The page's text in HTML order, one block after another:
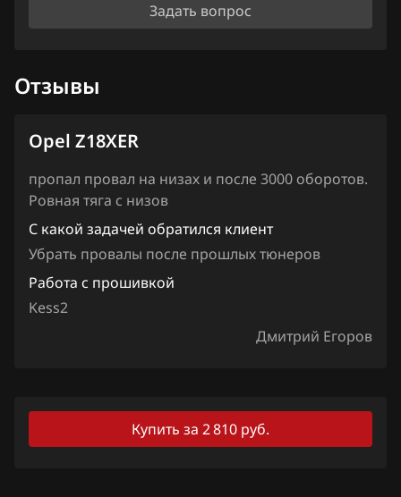
Haval
Honda
Hongqi
Howo
Hummer
Hyundai
Isuzu
Iveco
Задать вопрос
Отзывы
Opel Z18XER
пропал провал на низах и после 3000 оборотов.
Ровная тяга с низов
С какой задачей обратился клиент
Убрать провалы после прошлых тюнеров
Работа с прошивкой
Kess2
Дмитрий Егоров
Купить за 2 810 руб.